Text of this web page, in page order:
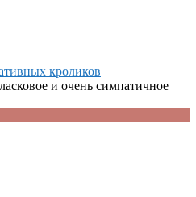
кроликов
и очень симпатичное